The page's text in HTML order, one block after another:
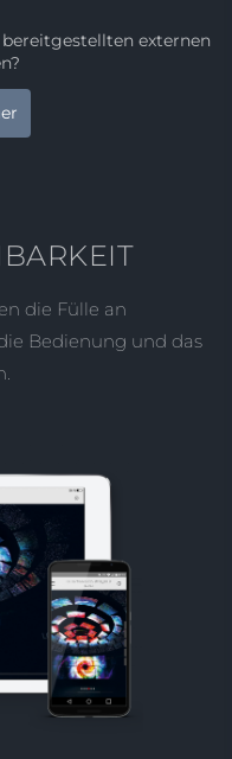
bereitgestellten externen
die Fülle an
Bedienung und das